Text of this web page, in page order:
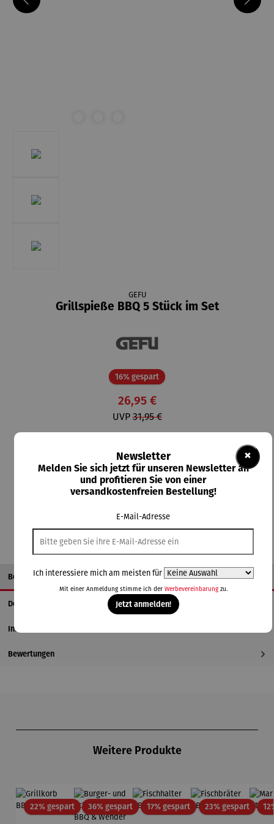
GEFU
Grillspieße BBQ 5 Stück im Set
16% gespartRabatt
26,95 €
UVP31,95 €
Lieferzeit: 2-3 Tage
Beschreibung
Details
Informationen zum Hersteller
Bewertungen
Weitere Produkte
22% gespartRabatt36% gespartRabatt17% gespartRabatt23% gespartRabatt
×
Newsletter
Melden Sie sich jetzt für unseren Newsletter an
und profitieren Sie von einer
versandkostenfreien Bestellung!
E-Mail-Adresse
Ich interessiere mich am meisten für
Mit einer Anmeldung stimme ich der Werbevereinbarungzu.
Jetzt anmelden!